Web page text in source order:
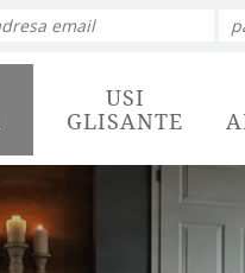
USI
GLISANTE